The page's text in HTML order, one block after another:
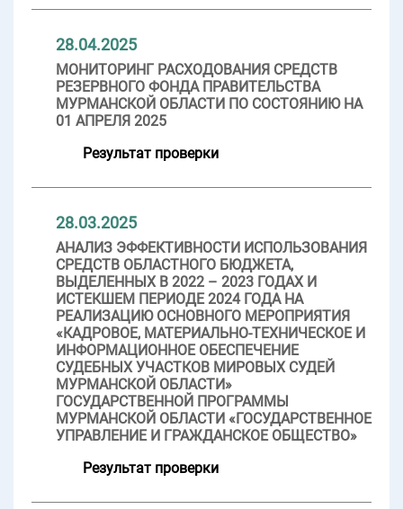
28.04.2025
МОНИТОРИНГ РАСХОДОВАНИЯ СРЕДСТВ
РЕЗЕРВНОГО ФОНДА ПРАВИТЕЛЬСТВА
МУРМАНСКОЙ ОБЛАСТИ ПО СОСТОЯНИЮ НА
01 АПРЕЛЯ 2025
Результат проверки
28.03.2025
АНАЛИЗ ЭФФЕКТИВНОСТИ ИСПОЛЬЗОВАНИЯ
СРЕДСТВ ОБЛАСТНОГО БЮДЖЕТА,
ВЫДЕЛЕННЫХ В 2022 – 2023 ГОДАХ И
ИСТЕКШЕМ ПЕРИОДЕ 2024 ГОДА НА
РЕАЛИЗАЦИЮ ОСНОВНОГО МЕРОПРИЯТИЯ
«КАДРОВОЕ, МАТЕРИАЛЬНО-ТЕХНИЧЕСКОЕ И
ИНФОРМАЦИОННОЕ ОБЕСПЕЧЕНИЕ
СУДЕБНЫХ УЧАСТКОВ МИРОВЫХ СУДЕЙ
МУРМАНСКОЙ ОБЛАСТИ»
ГОСУДАРСТВЕННОЙ ПРОГРАММЫ
МУРМАНСКОЙ ОБЛАСТИ «ГОСУДАРСТВЕННОЕ
УПРАВЛЕНИЕ И ГРАЖДАНСКОЕ ОБЩЕСТВО»
Результат проверки